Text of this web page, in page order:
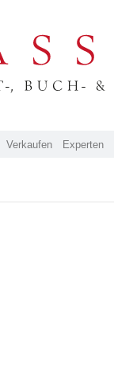
Verkaufen Experten